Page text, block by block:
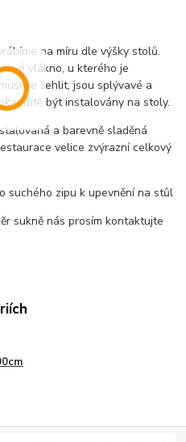
na míru dle výšky stolů.
vlákno, u kterého je
se žehlit, jsou splývavé a
být instalovány na stoly.
a barevně sladěná
velice zvýrazní celkový
suchého zipu k upevnění na stůl
sukně nás prosím kontaktujte